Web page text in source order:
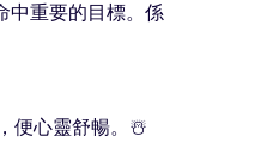
中重要的目標。係
便心靈舒暢。☃️